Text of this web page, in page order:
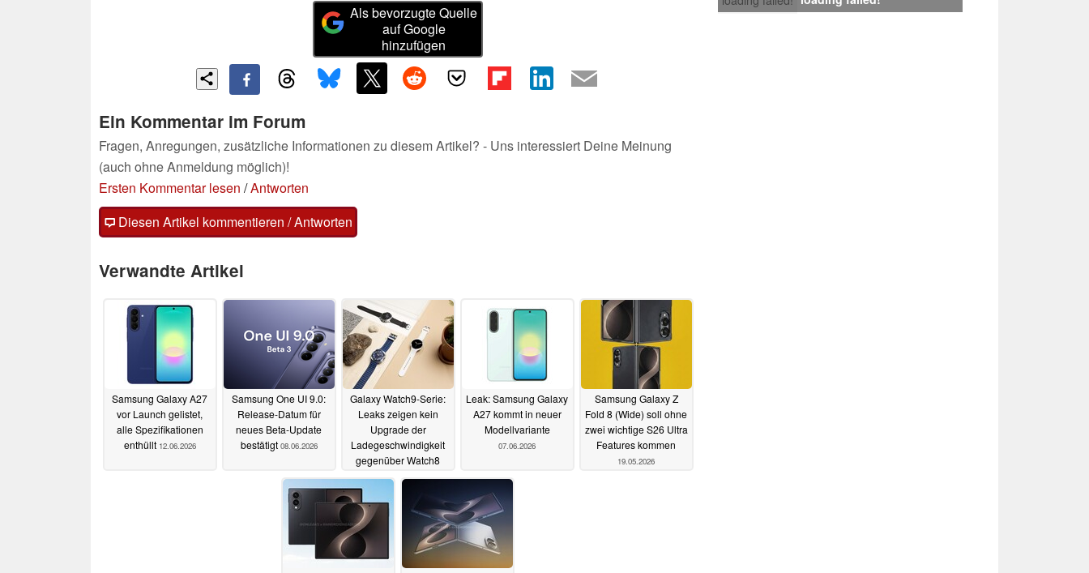
Als bevorzugte Quelle
auf Google
hinzufügen
Ein Kommentar im Forum
Fragen, Anregungen, zusätzliche Informationen zu diesem Artikel? - Uns interessiert Deine Meinung
(auch ohne Anmeldung möglich)!
Ersten Kommentar lesen /Antworten
Diesen Artikel kommentieren / Antworten
Verwandte Artikel
Samsung Galaxy A27
vor Launch gelistet,
alle Spezifikationen
enthüllt 12.06.2026
Samsung One UI 9.0:
Release-Datum für
neues Beta-Update
bestätigt 08.06.2026
Galaxy Watch9-Serie:
Leaks zeigen kein
Upgrade der
Ladegeschwindigkeit
gegenüber Watch8
07.06.2026
Leak: Samsung Galaxy
A27 kommt in neuer
Modellvariante
07.06.2026
Samsung Galaxy Z
Fold 8 (Wide) soll ohne
zwei wichtige S26 Ultra
Features kommen
19.05.2026